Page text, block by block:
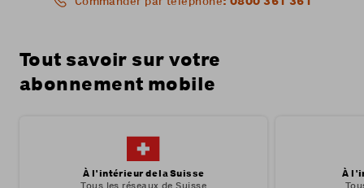
Tout savoir sur votre
abonnement mobile
À l'intérieur de la Suisse À